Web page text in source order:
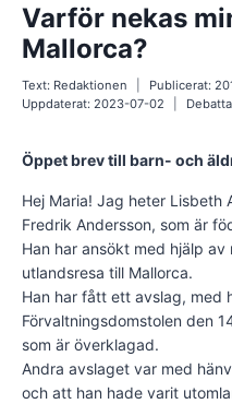
Varför nekas
Mallorca?
Text: Redaktionen Publicerat:
Uppdaterat: 2023-07-02
Öppet brev till barn- och
Hej Maria! Jag heter Lisbeth
Fredrik Andersson, som är
Han har ansökt med hjälp
utlandsresa till Mallorca.
Han har fått ett avslag, med
Förvaltnings­domstolen den
som är överklagad.
Andra avslaget var med
och att han hade varit